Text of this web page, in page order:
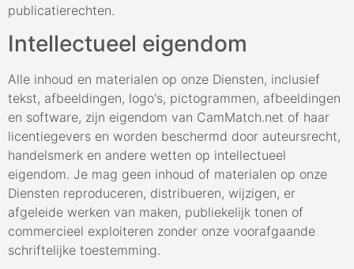
publicatierechten.
Intellectueel eigendom
Alle inhoud en materialen op onze Diensten, inclusief
tekst, afbeeldingen, logo's, pictogrammen, afbeeldingen
en software, zijn eigendom van CamMatch.net of haar
licentiegevers en worden beschermd door auteursrecht,
handelsmerk en andere wetten op intellectueel
eigendom. Je mag geen inhoud of materialen op onze
Diensten reproduceren, distribueren, wijzigen, er
afgeleide werken van maken, publiekelijk tonen of
commercieel exploiteren zonder onze voorafgaande
schriftelijke toestemming.